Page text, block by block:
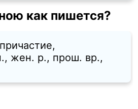
как пишется?
жен. p., прош. вр.,